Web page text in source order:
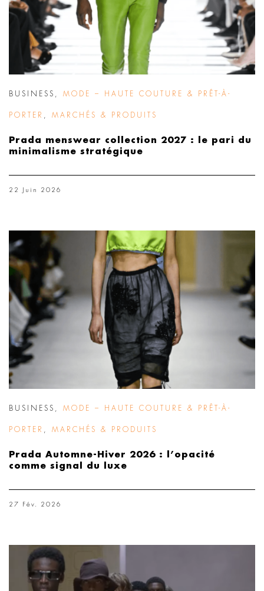
BUSINESS MODE – HAUTE COUTURE & PRÊT-À-
PORTER MARCHÉS & PRODUITS
Prada menswear collection 2027 : le pari du
minimalisme stratégique
22 Juin 2026
BUSINESS MODE – HAUTE COUTURE & PRÊT-À-
PORTER MARCHÉS & PRODUITS
Prada Automne-Hiver 2026 : l’opacité
comme signal du luxe
27 Fév. 2026